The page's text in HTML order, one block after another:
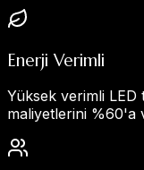
Enerji Verimli
Yüksek verimli LED
maliyetlerini %60'a